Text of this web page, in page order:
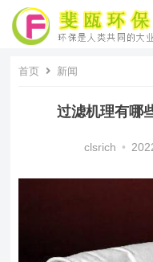
首页 新闻
过滤机理有哪
clsrich •